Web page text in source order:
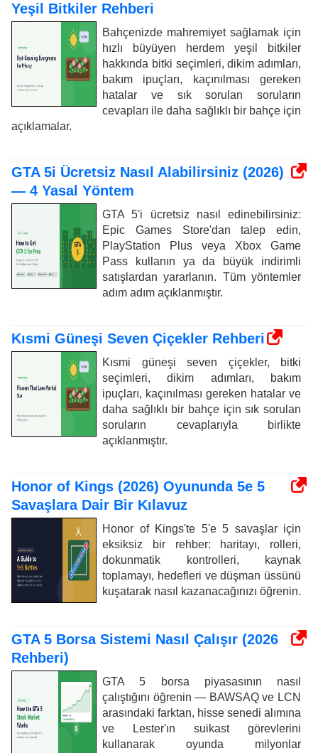
Yeşil Bitkiler Rehberi
Bahçenizde mahremiyet sağlamak için
hızlı büyüyen herdem yeşil bitkiler
hakkında bitki seçimleri, dikim adımları,
bakım ipuçları, kaçınılması gereken
hatalar ve sık sorulan soruların
cevapları ile daha sağlıklı bir bahçe için
açıklamalar.
GTA 5i Ücretsiz Nasıl Alabilirsiniz (2026)
— 4 Yasal Yöntem
GTA 5'i ücretsiz nasıl edinebilirsiniz:
Epic Games Store'dan talep edin,
PlayStation Plus veya Xbox Game
Pass kullanın ya da büyük indirimli
satışlardan yararlanın. Tüm yöntemler
adım adım açıklanmıştır.
Kısmi Güneşi Seven Çiçekler Rehberi
Kısmi güneşi seven çiçekler, bitki
seçimleri, dikim adımları, bakım
ipuçları, kaçınılması gereken hatalar ve
daha sağlıklı bir bahçe için sık sorulan
soruların cevaplarıyla birlikte
açıklanmıştır.
Honor of Kings (2026) Oyununda 5e 5
Savaşlara Dair Bir Kılavuz
Honor of Kings'te 5'e 5 savaşlar için
eksiksiz bir rehber: haritayı, rolleri,
dokunmatik kontrolleri, kaynak
toplamayı, hedefleri ve düşman üssünü
kuşatarak nasıl kazanacağınızı öğrenin.
GTA 5 Borsa Sistemi Nasıl Çalışır (2026
Rehberi)
GTA 5 borsa piyasasının nasıl
çalıştığını öğrenin — BAWSAQ ve LCN
arasındaki farktan, hisse senedi alımına
ve Lester'ın suikast görevlerini
kullanarak oyunda milyonlar